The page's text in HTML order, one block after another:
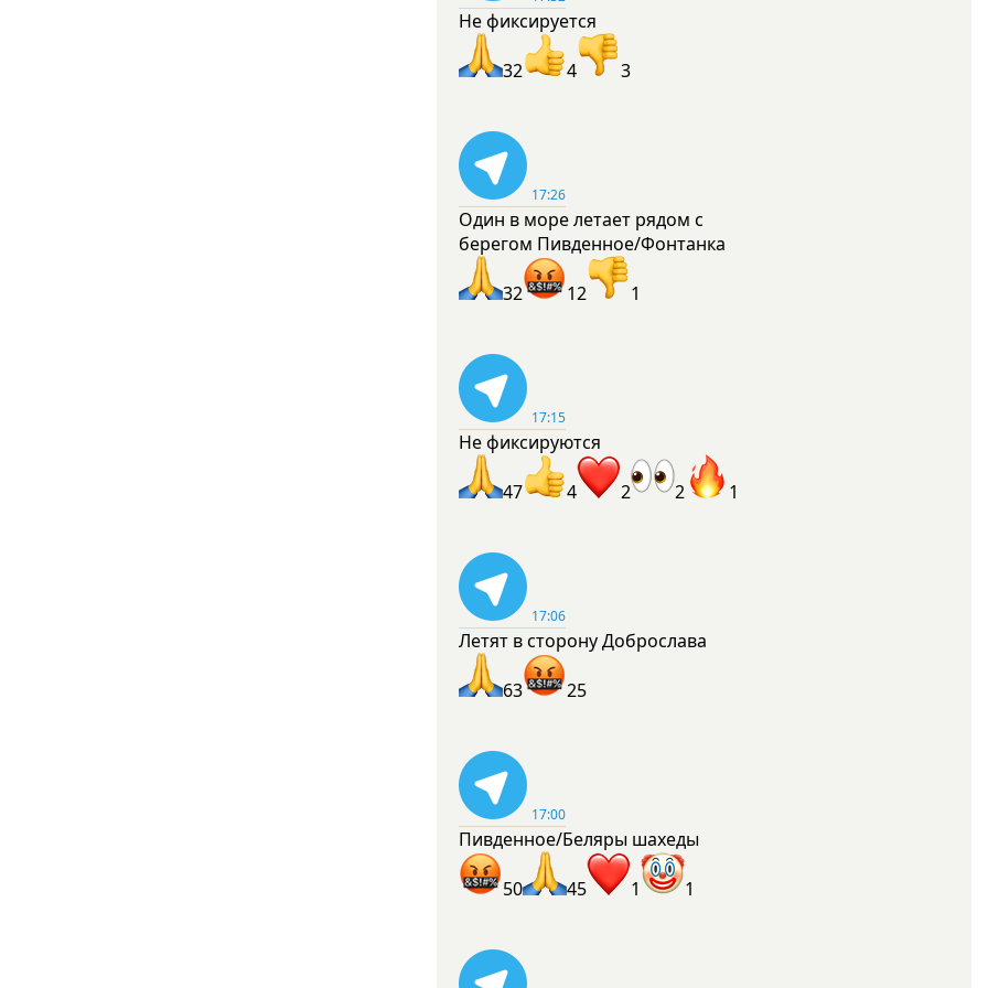
Не фиксируется
32 4 3
17:26
Один в море летает рядом с
берегом Пивденное/Фонтанка
32 12 1
17:15
Не фиксируются
47 4 2 2 1
17:06
Летят в сторону Доброслава
63 25
17:00
Пивденное/Беляры шахеды
50 45 1 1